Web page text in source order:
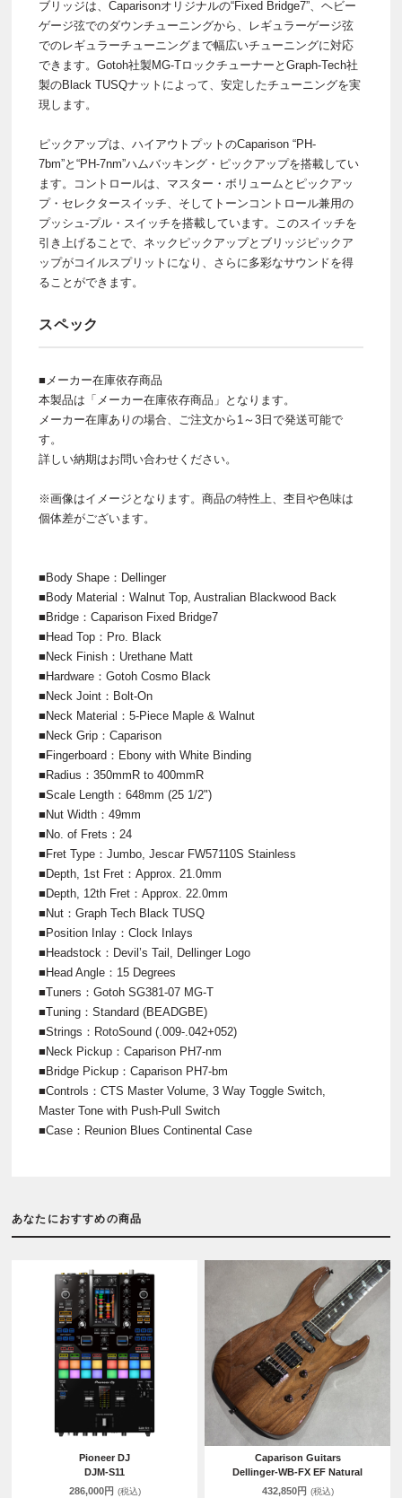
ブリッジは、Caparisonオリジナルの“Fixed Bridge7”、ヘビー
ゲージ弦でのダウンチューニングから、レギュラーゲージ弦
でのレギュラーチューニングまで幅広いチューニングに対応
できます。Gotoh社製MG-TロックチューナーとGraph-Tech社
製のBlack TUSQナットによって、安定したチューニングを実
現します。
ピックアップは、ハイアウトプットのCaparison “PH-
7bm”と“PH-7nm”ハムバッキング・ピックアップを搭載してい
ます。コントロールは、マスター・ボリュームとピックアッ
プ・セレクタースイッチ、そしてトーンコントロール兼用の
プッシュ-プル・スイッチを搭載しています。このスイッチを
引き上げることで、ネックピックアップとブリッジピックア
ップがコイルスプリットになり、さらに多彩なサウンドを得
ることができます。
スペック
■メーカー在庫依存商品
本製品は「メーカー在庫依存商品」となります。
メーカー在庫ありの場合、ご注文から1～3日で発送可能で
す。
詳しい納期はお問い合わせください。
※画像はイメージとなります。商品の特性上、杢目や色味は
個体差がございます。
■Body Shape：Dellinger
■Body Material：Walnut Top, Australian Blackwood Back
■Bridge：Caparison Fixed Bridge7
■Head Top：Pro. Black
■Neck Finish：Urethane Matt
■Hardware：Gotoh Cosmo Black
■Neck Joint：Bolt-On
■Neck Material：5-Piece Maple & Walnut
■Neck Grip：Caparison
■Fingerboard：Ebony with White Binding
■Radius：350mmR to 400mmR
■Scale Length：648mm (25 1/2")
■Nut Width：49mm
■No. of Frets：24
■Fret Type：Jumbo, Jescar FW57110S Stainless
■Depth, 1st Fret：Approx. 21.0mm
■Depth, 12th Fret：Approx. 22.0mm
■Nut：Graph Tech Black TUSQ
■Position Inlay：Clock Inlays
■Headstock：Devil’s Tail, Dellinger Logo
■Head Angle：15 Degrees
■Tuners：Gotoh SG381-07 MG-T
■Tuning：Standard (BEADGBE)
■Strings：RotoSound (.009-.042+052)
■Neck Pickup：Caparison PH7-nm
■Bridge Pickup：Caparison PH7-bm
■Controls：CTS Master Volume, 3 Way Toggle Switch,
Master Tone with Push-Pull Switch
■Case：Reunion Blues Continental Case
あなたにおすすめの商品
Pioneer DJ
DJM-S11
286,000円 (税込)
Caparison Guitars
Dellinger-WB-FX EF Natural
432,850円 (税込)